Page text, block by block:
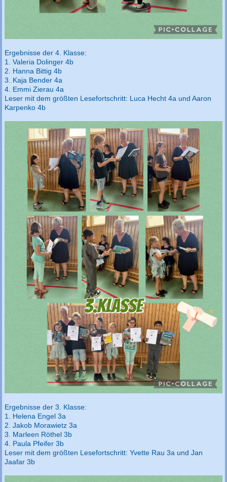
Ergebnisse der 4. Klasse:
1. Valeria Dolinger 4b
2. Hanna Bittig 4b
3. Kaja Bender 4a
4. Emmi Zierau 4a
Leser mit dem größten Lesefortschritt: Luca Hecht 4a und Aaron
Karpenko 4b
Ergebnisse der 3. Klasse:
1. Helena Engel 3a
2. Jakob Morawietz 3a
3. Marleen Röthel 3b
4. Paula Pfeifer 3b
Leser mit dem größten Lesefortschritt: Yvette Rau 3a und Jan
Jaafar 3b